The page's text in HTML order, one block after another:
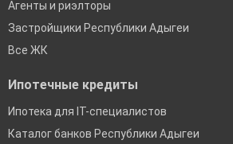
Агенты и риэлторы
Застройщики Республики Адыгеи
Все ЖК
Ипотечные кредиты
Ипотека для IT-специалистов
Каталог банков Республики Адыгеи